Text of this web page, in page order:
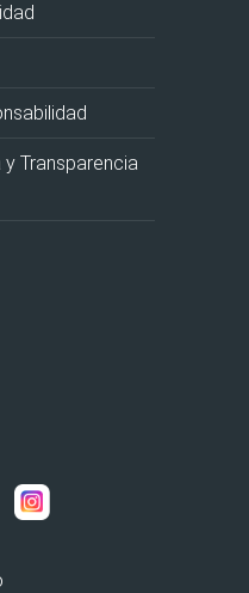
Transparencia